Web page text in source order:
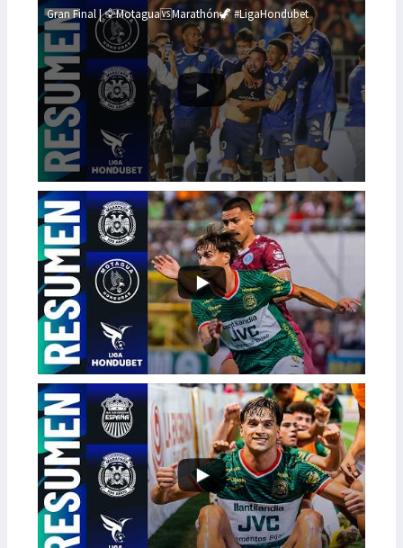
Gran Final | 🦅Motagua🆚Marathón🦖 #LigaHondubet